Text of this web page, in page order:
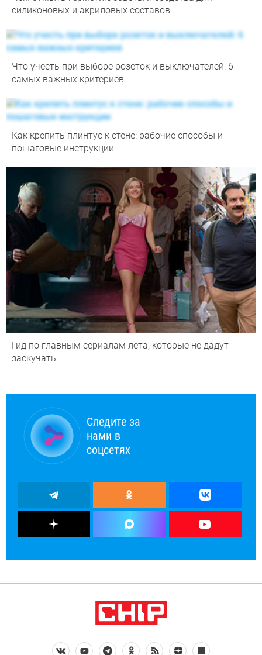
силиконовых и акриловых составов
Что учесть при выборе розеток и выключателей: 6
самых важных критериев
Как крепить плинтус к стене: рабочие способы и
пошаговые инструкции
Гид по главным сериалам лета, которые не дадут
заскучать
Следите за
нами в
соцсетях